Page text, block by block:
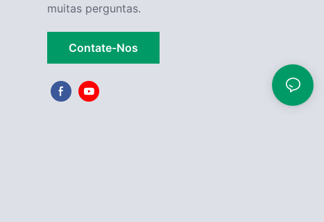
muitas perguntas.
Contate-Nos